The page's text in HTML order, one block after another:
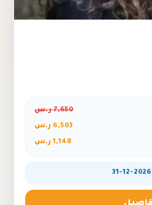
7,650 ر.س
6,503 ر.س
1,148 ر.س